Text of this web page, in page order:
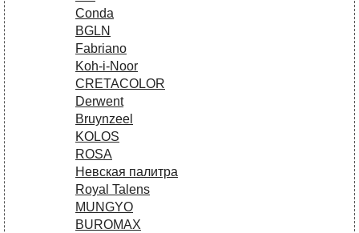
Conda
BGLN
Fabriano
Koh-i-Noor
CRETACOLOR
Derwent
Bruynzeel
KOLOS
ROSA
Невская палитра
Royal Talens
MUNGYO
BUROMAX